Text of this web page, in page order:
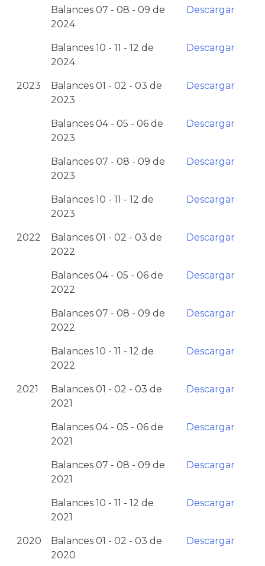
Balances 07 - 08 - 09 de
2024
Descargar
Balances 10 - 11 - 12 de
2024
Descargar
2023
Balances 01 - 02 - 03 de
2023
Descargar
Balances 04 - 05 - 06 de
2023
Descargar
Balances 07 - 08 - 09 de
2023
Descargar
Balances 10 - 11 - 12 de
2023
Descargar
2022
Balances 01 - 02 - 03 de
2022
Descargar
Balances 04 - 05 - 06 de
2022
Descargar
Balances 07 - 08 - 09 de
2022
Descargar
Balances 10 - 11 - 12 de
2022
Descargar
2021
Balances 01 - 02 - 03 de
2021
Descargar
Balances 04 - 05 - 06 de
2021
Descargar
Balances 07 - 08 - 09 de
2021
Descargar
Balances 10 - 11 - 12 de
2021
Descargar
2020
Balances 01 - 02 - 03 de
2020
Descargar